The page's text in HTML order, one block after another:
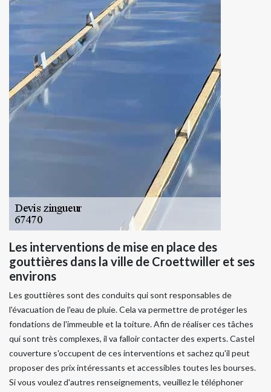
Les interventions de mise en place des
gouttières dans la ville de Croettwiller et ses
environs
Les gouttières sont des conduits qui sont responsables de
l'évacuation de l'eau de pluie. Cela va permettre de protéger les
fondations de l'immeuble et la toiture. Afin de réaliser ces tâches
qui sont très complexes, il va falloir contacter des experts. Castel
couverture s'occupent de ces interventions et sachez qu'il peut
proposer des prix intéressants et accessibles toutes les bourses.
Si vous voulez d'autres renseignements, veuillez le téléphoner